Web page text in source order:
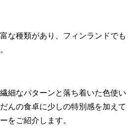
な種類があり、フィンランドでも
細なパターンと落ち着いた色使い
んの食卓に少しの特別感を加えて
をご紹介します。